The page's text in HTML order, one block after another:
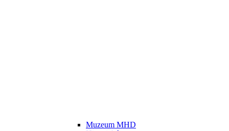
Muzeum MHD